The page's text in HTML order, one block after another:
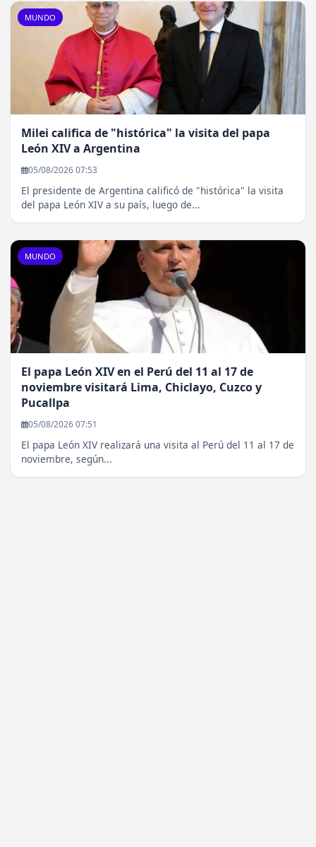
MUNDO
Milei califica de "histórica" la visita del papa
León XIV a Argentina
05/08/2026 07:53
El presidente de Argentina calificó de "histórica" la visita
del papa León XIV a su país, luego de...
MUNDO
El papa León XIV en el Perú del 11 al 17 de
noviembre visitará Lima, Chiclayo, Cuzco y
Pucallpa
05/08/2026 07:51
El papa León XIV realizará una visita al Perú del 11 al 17 de
noviembre, según...